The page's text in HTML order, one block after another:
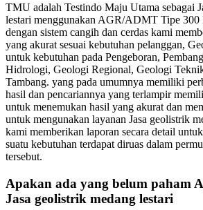
TMU adalah Testindo Maju Utama sebagai
lestari menggunakan AGR/ADMT Tipe
dengan sistem cangih dan cerdas kami
yang akurat sesuai kebutuhan pelanggan,
untuk kebutuhan pada Pengeboran,
Hidrologi, Geologi Regional, Geologi
Tambang. yang pada umumnya memiliki
hasil dan pencariannya yang terlampir
untuk menemukan hasil yang akurat dan
untuk mengunakan layanan Jasa geolistrik
kami memberikan laporan secara detail
suatu kebutuhan terdapat diruas dalam
tersebut.
Apakan ada yang belum paham
Jasa geolistrik medang lestari